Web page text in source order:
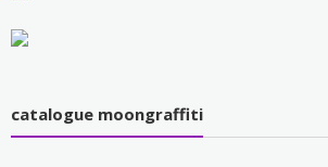
catalogue moongraffiti